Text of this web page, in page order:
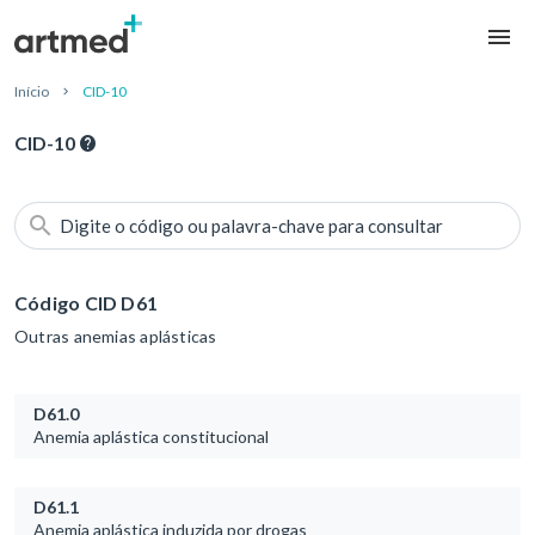
Início CID-10
CID-10
Digite o código ou palavra-chave para consultar
Código CID D61
Outras anemias aplásticas
D61.0
Anemia aplástica constitucional
D61.1
Anemia aplástica induzida por drogas